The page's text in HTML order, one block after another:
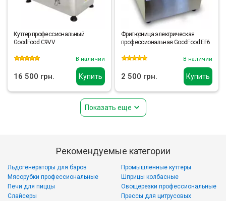
Купить
Куттер профессиональный
GoodFood C9VV
В наличии
16 500 грн. Купить
Фритюрница электрическая
профессиональная GoodFood EF6
В наличии
2 500 грн.
Показать еще
Рекомендуемые категории
Льдогенераторы для баров
Мясорубки профессиональные
Печи для пиццы
Слайсеры
Промышленные куттеры
Шприцы колбасные
Овощерезки профессиональные
Прессы для цитрусовых